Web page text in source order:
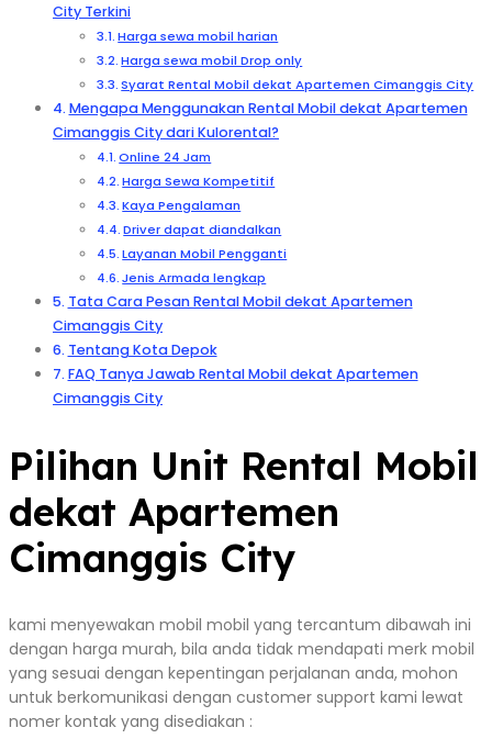
City Terkini
Harga sewa mobil harian
Harga sewa mobil Drop only
Syarat Rental Mobil dekat Apartemen Cimanggis City
Mengapa Menggunakan Rental Mobil dekat Apartemen
Cimanggis City dari Kulorental?
Online 24 Jam
Harga Sewa Kompetitif
Kaya Pengalaman
Driver dapat diandalkan
Layanan Mobil Pengganti
Jenis Armada lengkap
Tata Cara Pesan Rental Mobil dekat Apartemen
Cimanggis City
Tentang Kota Depok
FAQ Tanya Jawab Rental Mobil dekat Apartemen
Cimanggis City
Pilihan Unit Rental Mobil
dekat Apartemen
Cimanggis City
kami menyewakan mobil mobil yang tercantum dibawah ini
dengan harga murah, bila anda tidak mendapati merk mobil
yang sesuai dengan kepentingan perjalanan anda, mohon
untuk berkomunikasi dengan customer support kami lewat
nomer kontak yang disediakan :